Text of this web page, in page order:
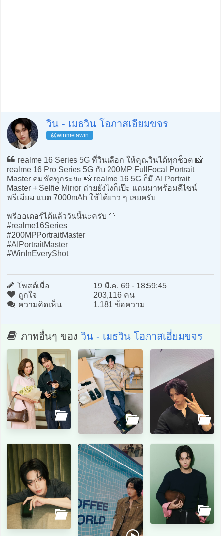
วิน - เมธวิน โอภาสเอี่ยมขจร
@winmetawin
realme 16 Series 5G ที่วินเลือก ให้คุณวินได้ทุกช็อต 📸
realme 16 Pro Series 5G กับ 200MP FullFocal Portrait
Master คมชัดทุกระยะ 📸 realme 16 5G ก็มี AI Portrait
Master + Selfie Mirror ถ่ายยังไงก็เป๊ะ แถมมาพร้อมดีไซน์
พรีเมียม แบต 7000mAh ใช้ได้ยาว ๆ เลยครับ
พรีออเดอร์ได้แล้ววันนี้นะครับ 💛
#realme16Series
#200MPPortraitMaster
#AIPortraitMaster
#WinInEveryShot
โพสต์เมื่อ
19 มี.ค. 69 - 18:59:45
ถูกใจ
203,116 คน
ความคิดเห็น
1,181 ข้อความ
ภาพอื่นๆ ของ วิน - เมธวิน โอภาสเอี่ยมขจร